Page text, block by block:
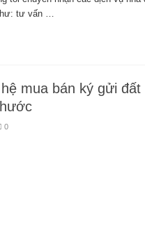
tư vấn …
mua bán ký gửi đất
0